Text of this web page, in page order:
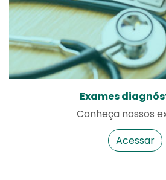
Exames
Conheça nossos
Acessar